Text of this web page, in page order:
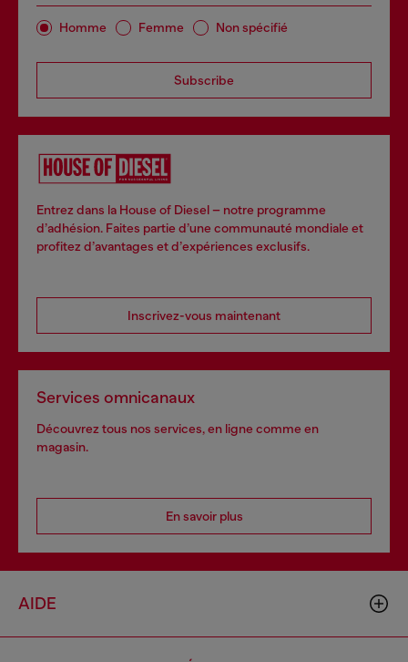
Homme Femme Non spécifié
Subscribe
Entrez dans la House of Diesel – notre programme
d’adhésion. Faites partie d’une communauté mondiale et
profitez d’avantages et d’expériences exclusifs.
Inscrivez-vous maintenant
Services omnicanaux
Découvrez tous nos services, en ligne comme en
magasin.
En savoir plus
AIDE